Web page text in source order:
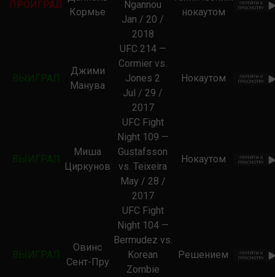
ПРОИГРАЛ
Кормье
Ngannou
Jan / 20 /
2018
нокаутом
ВЫИГРАЛ
Джими
Манува
UFC 214 —
Cormier vs.
Jones 2
Jul / 29 /
2017
Нокаутом
ВЫИГРАЛ
Миша
Циркунов
UFC Fight
Night 109 —
Gustafsson
vs. Teixeira
May / 28 /
2017
Нокаутом
ВЫИГРАЛ
Овинс
Сент-Пру
UFC Fight
Night 104 —
Bermudez vs.
Korean
Zombie
Решением